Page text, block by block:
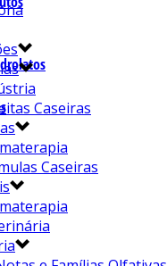
Caseiras
Caseiras